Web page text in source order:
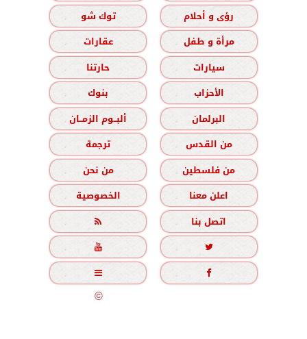
رؤى و أحلام
توك شو
مرأة و طفل
عقارات
سيارات
حارتنا
الأحزاب
بنوك
البرلمان
ألبــوم الزمــان
من القدس
ترجمة
من فلسطين
من نحن
اعلن معنا
الخصوصية
اتصل بنا





جميع الحقوق محفوظة©